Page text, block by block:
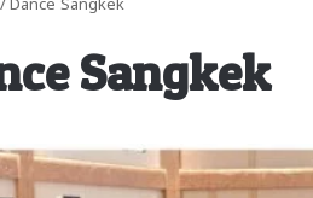
Sangkek